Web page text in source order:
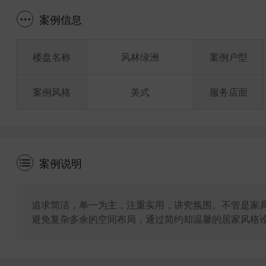
案例信息
楼盘名称
案例风格
风林绿洲
美式
案例户型
服务店面
案例说明
追求简洁，单一为主，注重实用，讲究氛围。不管是
避免复杂多余的空间布局，通过简约却温馨的居家风格